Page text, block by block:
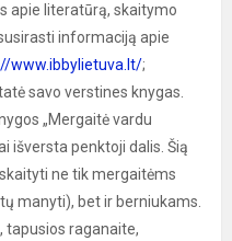
apie literatūrą, skaitymo
informaciją apie
www.ibbylietuva.lt/;
savo verstines knygas.
„Mergaitė vardu
išversta penktoji dalis. Šią
ne tik mergaitėms
manyti), bet ir berniukams.
tapusios raganaite,